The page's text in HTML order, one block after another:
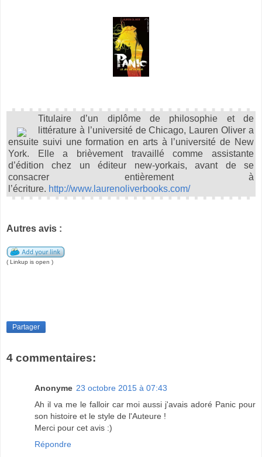
Titulaire d’un diplôme de philosophie et de
littérature à l’université de Chicago, Lauren Oliver a
ensuite suivi une formation en arts à l’université de New
York. Elle a brièvement travaillé comme assistante
d’édition chez un éditeur new-yorkais, avant de se
consacrer entièrement à
l’écriture. http://www.laurenoliverbooks.com/
Autres avis :
( Linkup is open )
Partager
4 commentaires:
Anonyme 23 octobre 2015 à 07:43
Ah il va me le falloir car moi aussi j'avais adoré Panic pour
son histoire et le style de l'Auteure !
Merci pour cet avis :)
Répondre